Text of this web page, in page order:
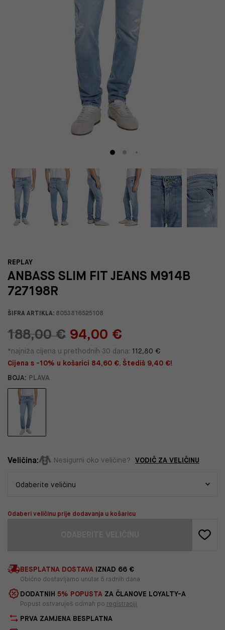
REPLAY
ANBASS SLIM FIT JEANS M914B
727198R
ŠIFRA ARTIKLA: 8053816525108
188,00 € 94,00 €
*najniža cijena u prethodnih 30 dana: 112,80 €
Cijena s -10% u košarici 84,60 €. Štediš 9,40 €!
BOJA: PLAVA
Veličina: Nesigurni oko veličine? VODIČ ZA VELIČINU
Odaberi veličinu prije dodavanja u košaricu
BESPLATNA DOSTAVA IZNAD 66 €
Obično dostavljamo unutar 5 radnih dana
DODATNIH 5% POPUSTA ZA ČLANOVE LOYALTY-A
Popust ostvaruješ odmah po registraciji
PRVA ZAMJENA BESPLATNA